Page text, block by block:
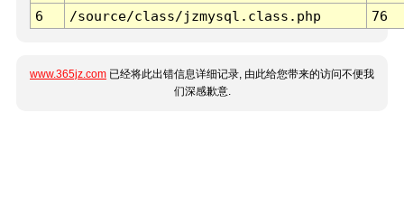
6
/source/class/jzmysql.class.php 76
www.365jz.com 已经将此出错信息详细记录, 由此给您带来的访问不便我
们深感歉意.